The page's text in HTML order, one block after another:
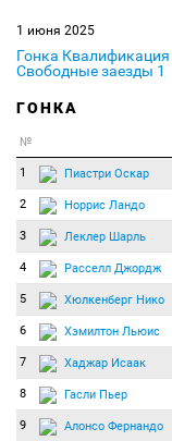
1 июня 2025
Гонка Квалификация
Свободные заезды 1
ГОНКА
№
1 Пиастри Оскар
2 Норрис Ландо
3 Леклер Шарль
4 Расселл Джордж
5 Хюлкенберг Нико
6 Хэмилтон Льюис
7 Хаджар Исаак
8 Гасли Пьер
9 Алонсо Фернандо